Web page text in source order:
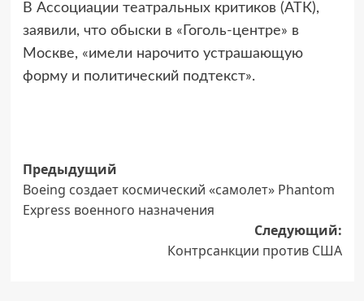
В Ассоциации театральных критиков (АТК),
заявили, что обыски в «Гоголь-центре» в
Москве, «имели нарочито устрашающую
форму и политический подтекст».
Навигация
записи
Предыдущий
Boeing создает космический «самолет» Phantom
Express военного назначения
Следующий:
Контрсанкции против США